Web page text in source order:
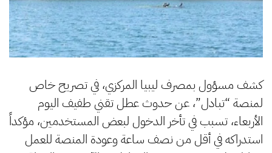
كشف مسؤول بمصرف ليبيا المركزي، في تصريح خاص
لمنصة “تبادل”، عن حدوث عطل تقني طفيف اليوم
الأربعاء، تسبب في تأخر الدخول لبعض المستخدمين، مؤكداً
استدراكه في أقل من نصف ساعة وعودة المنصة للعمل